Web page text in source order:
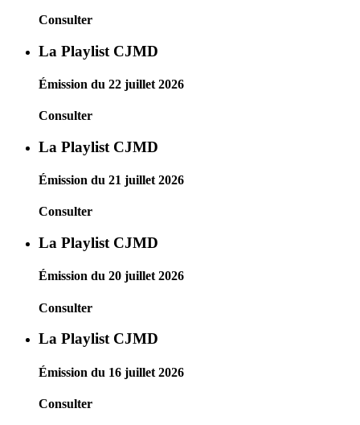
Consulter
La Playlist CJMD
Émission du 22 juillet 2026
Consulter
La Playlist CJMD
Émission du 21 juillet 2026
Consulter
La Playlist CJMD
Émission du 20 juillet 2026
Consulter
La Playlist CJMD
Émission du 16 juillet 2026
Consulter